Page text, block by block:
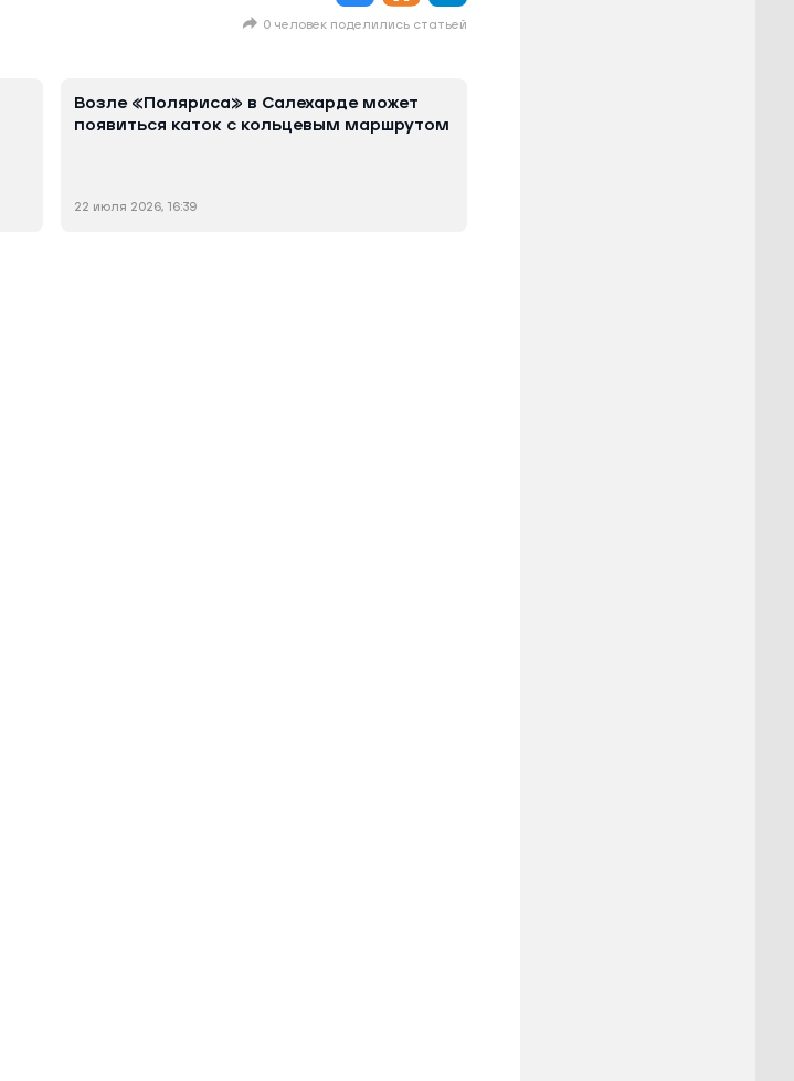
0 человек поделились статьей
Возле «Поляриса» в Салехарде может
появиться каток с кольцевым маршрутом
22 июля 2026, 16:39